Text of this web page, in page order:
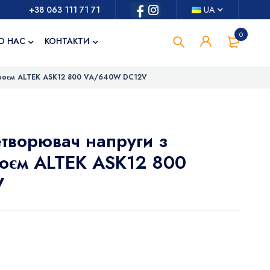
UA
+38 063 111 71 71
0
НАС КОНТАКТИ
ALTEK ASK12 800 VA/640W DC12V
напруги з
ALTEK ASK12 800